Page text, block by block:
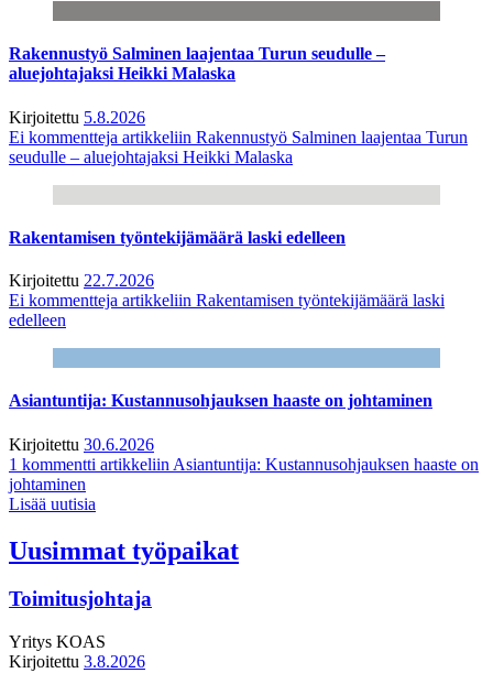
Rakennustyö Salminen laajentaa Turun seudulle –
aluejohtajaksi Heikki Malaska
Kirjoitettu 5.8.2026
Ei kommentteja artikkeliin Rakennustyö Salminen laajentaa Turun
seudulle – aluejohtajaksi Heikki Malaska
Rakentamisen työntekijämäärä laski edelleen
Kirjoitettu 22.7.2026
Ei kommentteja artikkeliin Rakentamisen työntekijämäärä laski
edelleen
Asiantuntija: Kustannusohjauksen haaste on johtaminen
Kirjoitettu 30.6.2026
1 kommentti artikkeliin Asiantuntija: Kustannusohjauksen haaste on
johtaminen
Lisää uutisia
Uusimmat työpaikat
Toimitusjohtaja
Yritys KOAS
Kirjoitettu 3.8.2026